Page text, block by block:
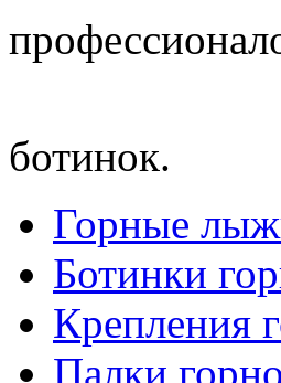
ботинок.
Горные
Ботинки
Крепления
Палки